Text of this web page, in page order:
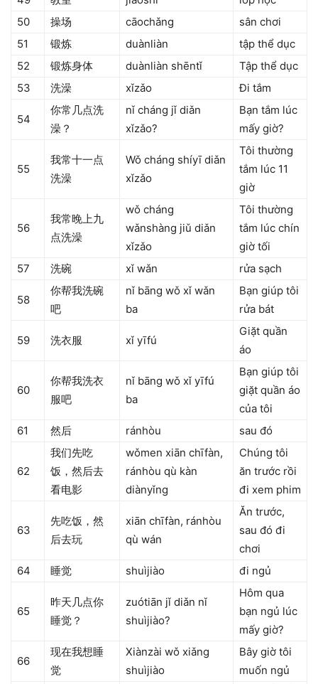
50
操场 cāochǎng
sân chơi
51
锻炼 duànliàn
tập thể dục
52
锻炼身体 duànliàn shēntǐ
Tập thể dục
53
洗澡 xǐzǎo Đi tắm
54
你常几点洗
澡？
nǐ cháng jǐ diǎn
xǐzǎo?
Bạn tắm lúc
mấy giờ?
55
我常十一点
洗澡
Wǒ cháng shíyī diǎn
xǐzǎo
Tôi thường
tắm lúc 11
giờ
56
我常晚上九
点洗澡
wǒ cháng
wǎnshàng jiǔ diǎn
xǐzǎo
Tôi thường
tắm lúc chín
giờ tối
57
洗碗 xǐ wǎn rửa sạch
58
你帮我洗碗
吧
nǐ bāng wǒ xǐ wǎn
ba
Bạn giúp tôi
rửa bát
59 洗衣服 xǐ yīfú
Giặt quần
áo
60
你帮我洗衣
服吧
nǐ bāng wǒ xǐ yīfú
ba
Bạn giúp tôi
giặt quần áo
của tôi
61
然后 ránhòu sau đó
62
我们先吃
饭，然后去
看电影
wǒmen xiān chīfàn,
ránhòu qù kàn
diànyǐng
Chúng tôi
ăn trước rồi
đi xem phim
63
先吃饭，然
后去玩
xiān chīfàn, ránhòu
qù wán
Ăn trước,
sau đó đi
chơi
64
睡觉 shuìjiào đi ngủ
65
昨天几点你
睡觉？
zuótiān jǐ diǎn nǐ
shuìjiào?
Hôm qua
bạn ngủ lúc
mấy giờ?
66
现在我想睡
觉
Xiànzài wǒ xiǎng
shuìjiào
Bây giờ tôi
muốn ngủ